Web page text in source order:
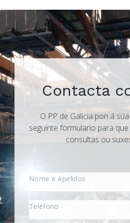
Contacta
O PP de Galicia pon á
seguinte formulario para
consultas ou